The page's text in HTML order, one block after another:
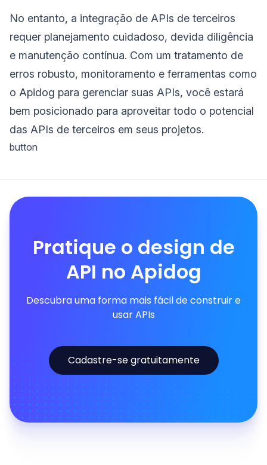
No entanto, a integração de APIs de terceiros
requer planejamento cuidadoso, devida diligência
e manutenção contínua. Com um tratamento de
erros robusto, monitoramento e ferramentas como
o Apidog para gerenciar suas APIs, você estará
bem posicionado para aproveitar todo o potencial
das APIs de terceiros em seus projetos.
button
Pratique o design de
API no Apidog
Descubra uma forma mais fácil de construir e
usar APIs
Cadastre-se gratuitamente